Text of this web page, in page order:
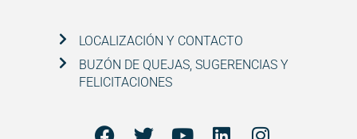
LOCALIZACIÓN Y CONTACTO
BUZÓN DE QUEJAS, SUGERENCIAS Y
FELICITACIONES